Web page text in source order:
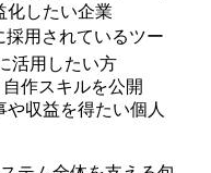
化したい企業
採用されているツー
活用したい方
自作スキルを公開
や収益を得たい個人